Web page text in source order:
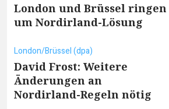
London und Brüssel ringen
um Nordirland-Lösung
London/Brüssel (dpa)
David Frost: Weitere
Änderungen an
Nordirland-Regeln nötig